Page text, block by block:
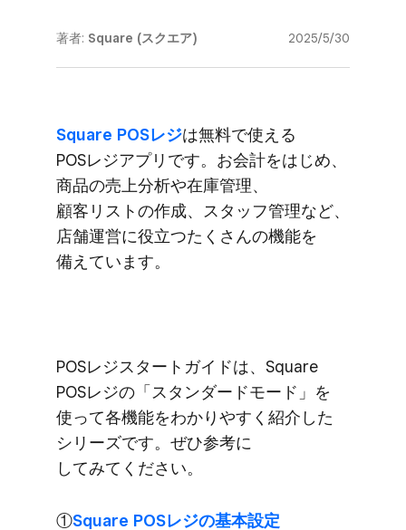
著者: Square (スクエア) 2025/5/30
Square POSレジは​無料で​使える​
POSレジアプリです。​お会計を​はじめ、​
商品の​売上分析や​在庫管理、​
顧客リストの​作成、​スタッフ管理など、​
店舗運営に​役立つたくさんの​機能を​
備えています。
POSレジスタートガイドは、​Square
POSレジの​「スタンダードモード」を​
使って​各機能を​わかりやすく​紹介した​
シリーズです。​ぜひ参考に​
してみてください。
①Square POSレジの​基本設定